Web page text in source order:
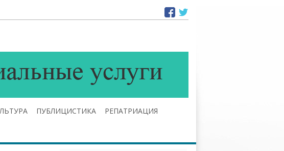
ПУБЛИЦИСТИКА РЕПАТРИАЦИЯ